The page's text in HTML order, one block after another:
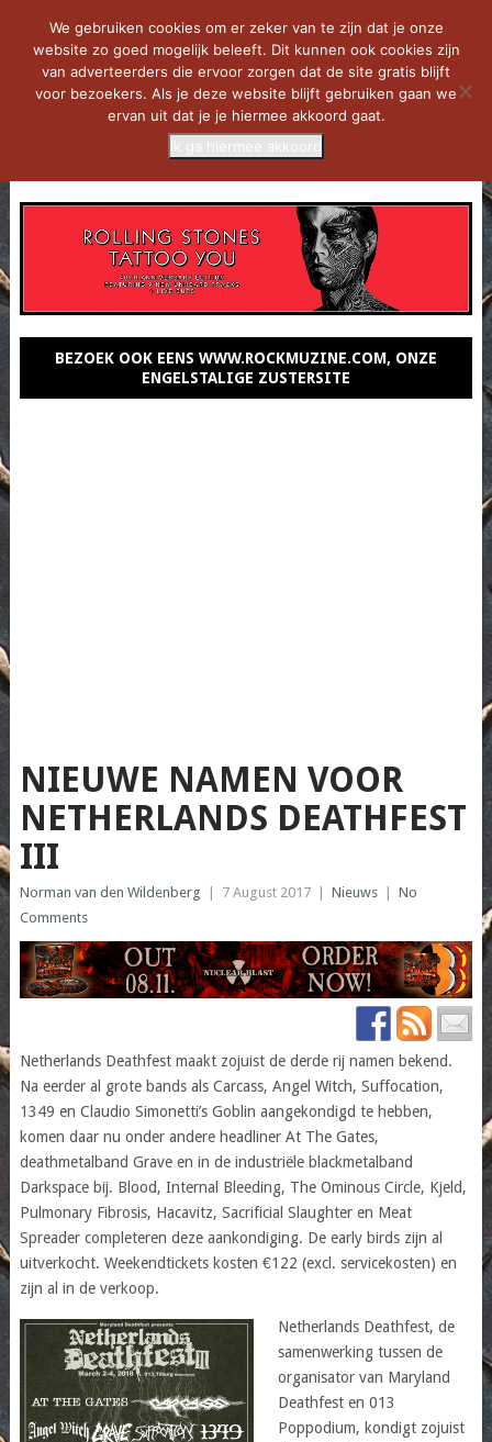
BEZOEK OOK EENS WWW.ROCKMUZINE.COM, ONZE
ENGELSTALIGE ZUSTERSITE
NIEUWE NAMEN VOOR
NETHERLANDS DEATHFEST
III
Norman van den Wildenberg 7 August 2017 Nieuws
No
Comments
Netherlands Deathfest maakt zojuist de derde rij namen bekend.
Na eerder al grote bands als Carcass, Angel Witch, Suffocation,
1349 en Claudio Simonetti’s Goblin aangekondigd te hebben,
komen daar nu onder andere headliner At The Gates,
deathmetalband Grave en in de industriële blackmetalband
Darkspace bij. Blood, Internal Bleeding, The Ominous Circle, Kjeld,
Pulmonary Fibrosis, Hacavitz, Sacrificial Slaughter en Meat
Spreader completeren deze aankondiging. De early birds zijn al
uitverkocht. Weekendtickets kosten €122 (excl. servicekosten) en
zijn al in de verkoop.
Netherlands Deathfest, de
samenwerking tussen de
organisator van Maryland
Deathfest en 013
Poppodium, kondigt zojuist
We gebruiken cookies om er zeker van te zijn dat je onze
website zo goed mogelijk beleeft. Dit kunnen ook cookies zijn
van adverteerders die ervoor zorgen dat de site gratis blijft
voor bezoekers. Als je deze website blijft gebruiken gaan we
ervan uit dat je je hiermee akkoord gaat.
Ik ga hiermee akkoord